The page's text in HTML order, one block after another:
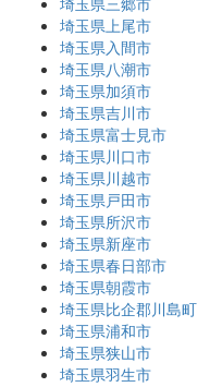
埼玉県上尾市
埼玉県入間市
埼玉県八潮市
埼玉県加須市
埼玉県吉川市
埼玉県富士見市
埼玉県川口市
埼玉県川越市
埼玉県戸田市
埼玉県所沢市
埼玉県新座市
埼玉県春日部市
埼玉県朝霞市
埼玉県比企郡川島町
埼玉県浦和市
埼玉県狭山市
埼玉県羽生市